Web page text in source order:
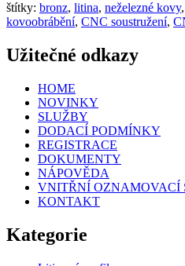
štítky: bronz, litina, neželezné kovy,
kovoobrábění, CNC soustružení,
Užitečné odkazy
HOME
NOVINKY
SLUŽBY
DODACÍ PODMÍNKY
REGISTRACE
DOKUMENTY
NÁPOVĚDA
VNITŘNÍ OZNAMOVACÍ
KONTAKT
Kategorie